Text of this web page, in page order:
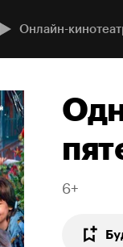
Онлайн-
6+